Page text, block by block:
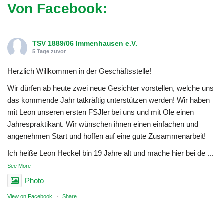
Von Facebook:
TSV 1889/06 Immenhausen e.V.
5 Tage zuvor
Herzlich Willkommen in der Geschäftsstelle!
Wir dürfen ab heute zwei neue Gesichter vorstellen, welche uns
das kommende Jahr tatkräftig unterstützen werden! Wir haben
mit Leon unseren ersten FSJler bei uns und mit Ole einen
Jahrespraktikant. Wir wünschen ihnen einen einfachen und
angenehmen Start und hoffen auf eine gute Zusammenarbeit!
Ich heiße Leon Heckel bin 19 Jahre alt und mache hier bei de ...
See More
Photo
View on Facebook · Share